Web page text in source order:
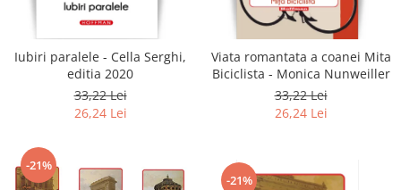
Sociologie si filozofie
Iubiri paralele - Cella Serghi,
editia 2020
33,22 Lei
26,24 Lei
Viata romantata a coanei Mita
Biciclista - Monica Nunweiller
33,22 Lei
26,24 Lei
-21%
-21%